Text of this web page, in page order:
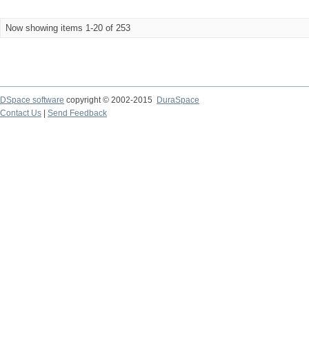
Now showing items 1-20 of 253
DSpace software copyright © 2002-2015
DuraSpace
Contact Us
Send Feedback